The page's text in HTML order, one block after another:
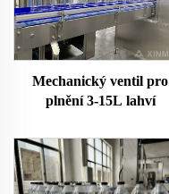
Mechanický ventil pro
plnění 3-15L lahví